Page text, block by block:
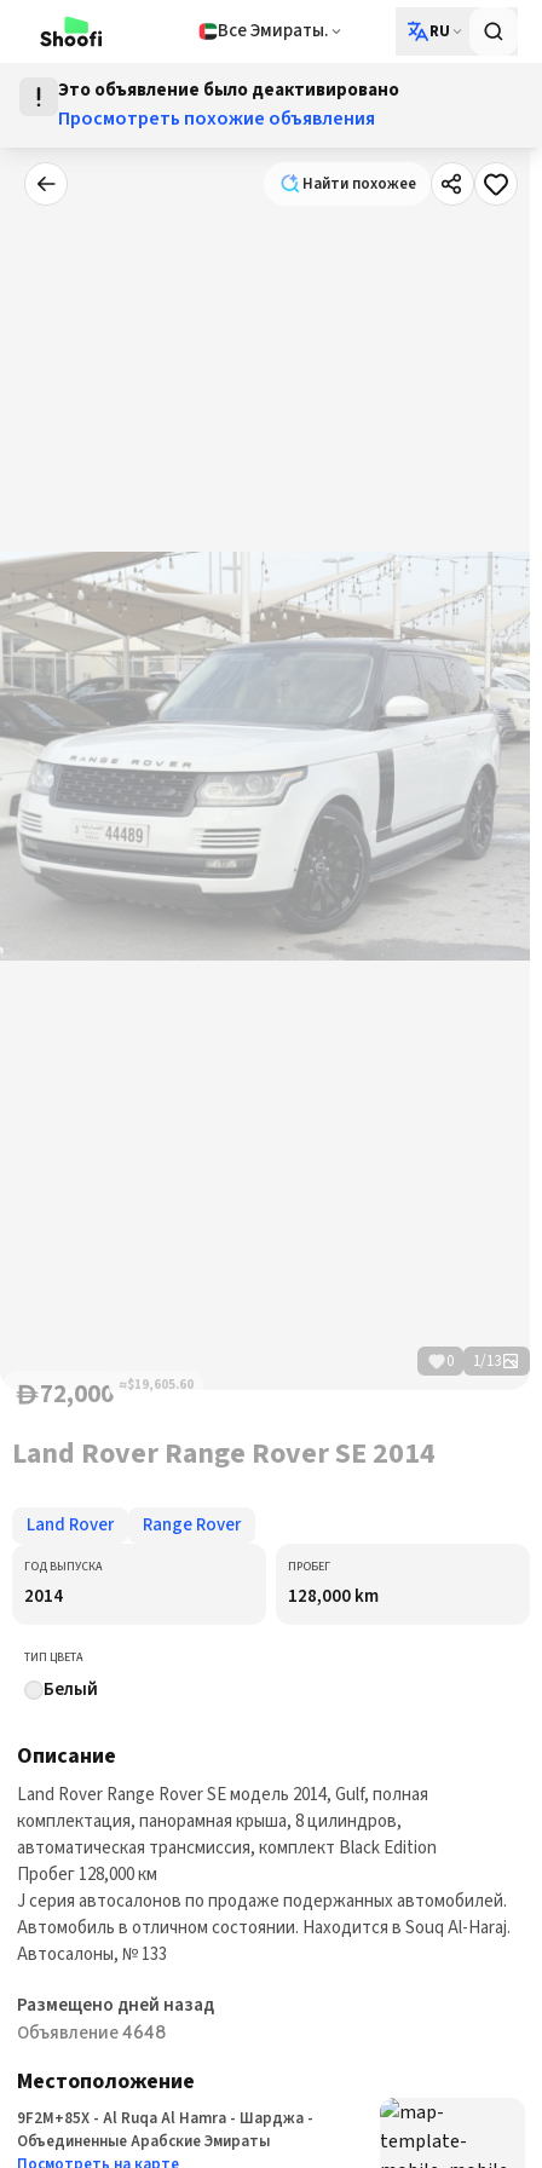
Все Эмираты. RU
Это объявление было деактивировано
Просмотреть похожие объявления
Найти похожееНайти похожее
0 1/13
D72,000 ≈$19,605.60
Land Rover Range Rover SE 2014
Land Rover Range Rover
ГОД ВЫПУСКА
2014
ПРОБЕГ
128,000 km
ТИП ЦВЕТА
Белый
Описание
Land Rover Range Rover SE модель 2014, Gulf, полная
комплектация, панорамная крыша, 8 цилиндров,
автоматическая трансмиссия, комплект Black Edition
Пробег 128,000 км
J серия автосалонов по продаже подержанных автомобилей.
Автомобиль в отличном состоянии. Находится в Souq Al-Haraj.
Автосалоны, № 133
Размещено дней назад
Объявление 4648
Местоположение
9F2M+85X - Al Ruqa Al Hamra - Шарджа -
Объединенные Арабские Эмираты